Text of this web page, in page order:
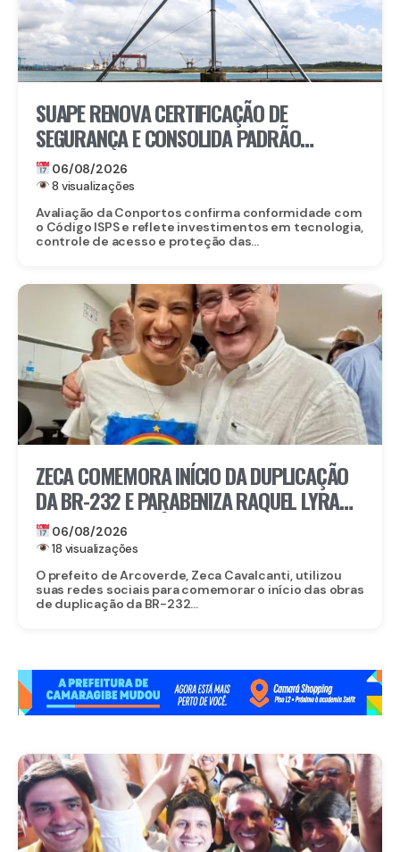
SUAPE RENOVA CERTIFICAÇÃO DE
SEGURANÇA E CONSOLIDA PADRÃO
INTERNACIONAL
06/08/2026
8 visualizações
Avaliação da Conportos confirma conformidade com
o Código ISPS e reflete investimentos em tecnologia,
controle de acesso e proteção das...
ZECA COMEMORA INÍCIO DA DUPLICAÇÃO
DA BR-232 E PARABENIZA RAQUEL LYRA
POR OBRA HISTÓRICA PARA O INTERIOR
06/08/2026
18 visualizações
O prefeito de Arcoverde, Zeca Cavalcanti, utilizou
suas redes sociais para comemorar o início das obras
de duplicação da BR-232...